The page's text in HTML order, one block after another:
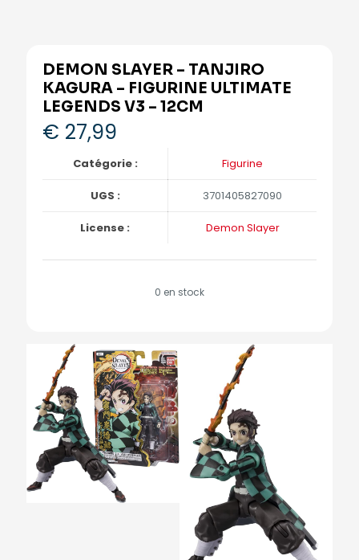
DEMON SLAYER – TANJIRO
KAGURA – FIGURINE ULTIMATE
LEGENDS V3 – 12CM
€ 27,99
Catégorie : Figurine
UGS : 3701405827090
License : Demon Slayer
0 en stock